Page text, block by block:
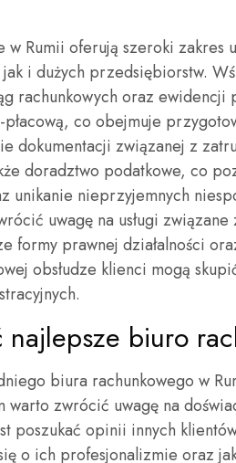
w Rumii oferują szeroki zakres
jak i dużych przedsiębiorstw.
rachunkowych oraz
płacową, co obejmuje
dokumentacji związanej z
doradztwo podatkowe, co
unikanie nieprzyjemnych
uwagę na usługi
formy prawnej działalności
obsłudze klienci mogą
najlepsze biuro
biura rachunkowego w
warto zwrócić uwagę na
poszukać opinii innych
o ich profesjonalizmie oraz